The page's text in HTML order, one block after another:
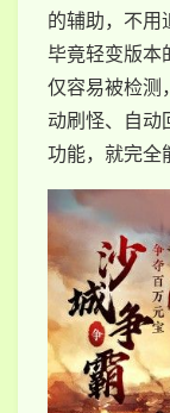
的辅助，不用
毕竟轻变版本
仅容易被检测
动刷怪、自动
功能，就完全